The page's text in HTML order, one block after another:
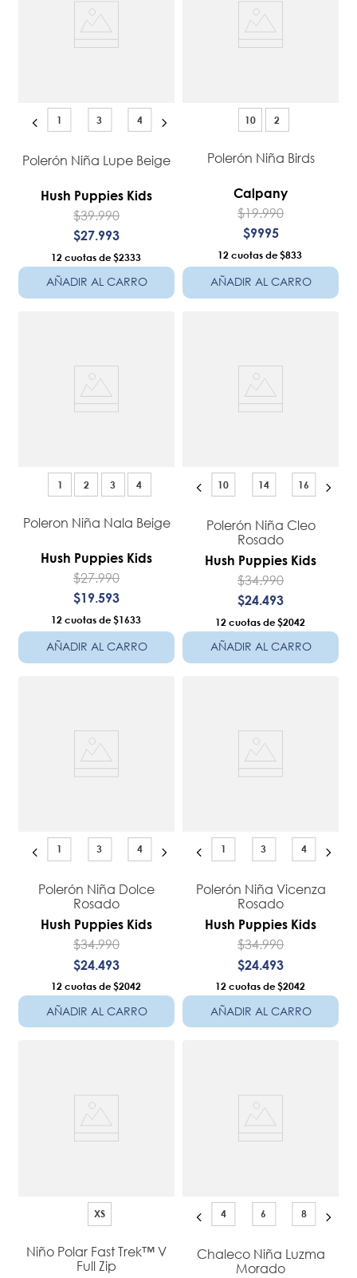
1 3 4
Polerón Niña Lupe Beige
Hush Puppies Kids
$39.990
$27.993
12 $2333
AÑADIR AL CARRO
10 2
Polerón Niña Birds
Calpany
$19.990
$9995
12 $833
AÑADIR AL CARRO
1 2 3 4
Poleron Niña Nala Beige
Hush Puppies Kids
$27.990
$19.593
12 $1633
AÑADIR AL CARRO
10 14 16
Polerón Niña Cleo
Rosado
Hush Puppies Kids
$34.990
$24.493
12 $2042
AÑADIR AL CARRO
1 3 4
Polerón Niña Dolce
Rosado
Hush Puppies Kids
$34.990
$24.493
12 $2042
AÑADIR AL CARRO
1 3 4
Polerón Niña Vicenza
Rosado
Hush Puppies Kids
$34.990
$24.493
12 $2042
AÑADIR AL CARRO
XS
Niño Polar Fast Trek™ V
Full Zip
4 6 8
Chaleco Niña Luzma
Morado